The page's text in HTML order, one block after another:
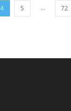
4 5 ... 72